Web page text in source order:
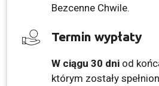
Bezcenne Chwile.
Termin wypłaty
W ciągu 30 dni od
którym zostały